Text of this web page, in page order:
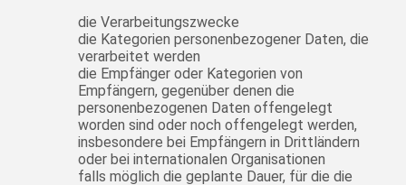
die Verarbeitungszwecke
die Kategorien personenbezogener Daten, die
verarbeitet werden
die Empfänger oder Kategorien von
Empfängern, gegenüber denen die
personenbezogenen Daten offengelegt
worden sind oder noch offengelegt werden,
insbesondere bei Empfängern in Drittländern
oder bei internationalen Organisationen
falls möglich die geplante Dauer, für die die